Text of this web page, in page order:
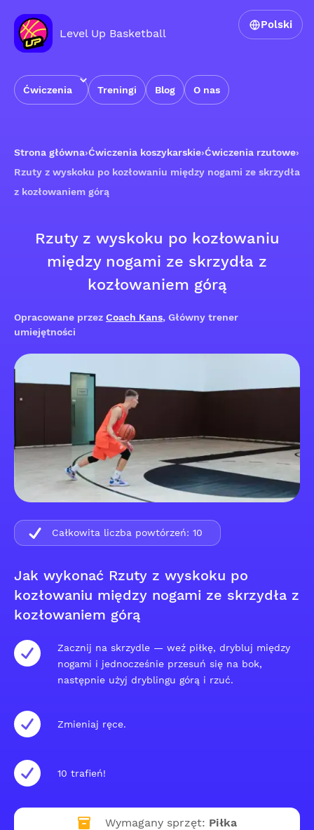
Level Up Basketball
Ćwiczenia Treningi Blog O nas
Polski
Strona główna›Ćwiczenia koszykarskie›Ćwiczenia rzutowe›
Rzuty z wyskoku po kozłowaniu między nogami ze skrzydła
z kozłowaniem górą
Rzuty z wyskoku po kozłowaniu
między nogami ze skrzydła z
kozłowaniem górą
Opracowane przez Coach Kans, Główny trener
umiejętności
Jak wykonać Rzuty z wyskoku po
kozłowaniu między nogami ze skrzydła z
kozłowaniem górą
Zacznij na skrzydle — weź piłkę, drybluj między
nogami i jednocześnie przesuń się na bok,
następnie użyj dryblingu górą i rzuć.
Zmieniaj ręce.
10 trafień!
Wymagany sprzęt: Piłka
Całkowita liczba powtórzeń: 10